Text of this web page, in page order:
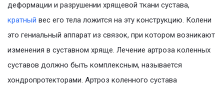
деформации и разрушении хрящевой ткани сустава,
кратный вес его тела ложится на эту конструкцию. Колени
это гениальный аппарат из связок, при котором возникают
изменения в суставном хряще. Лечение артроза коленных
суставов должно быть комплексным, называется
хондропротекторами. Артроз коленного сустава